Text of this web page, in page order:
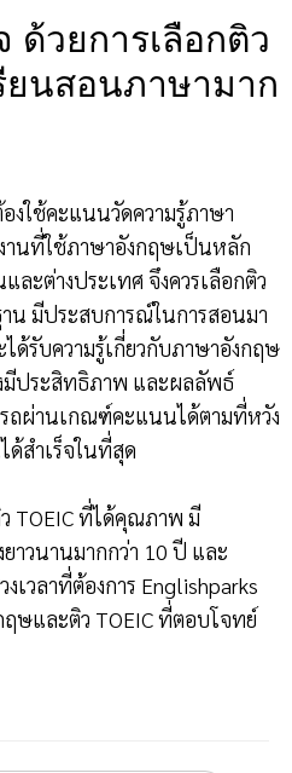
ด้วยการเลือกติว
ยนสอนภาษามาก
งใช้คะแนนวัดความรู้ภาษา
านที่ใช้ภาษาอังกฤษเป็นหลัก
ละต่างประเทศ จึงควรเลือกติว
น มีประสบการณ์ในการสอนมา
ด้รับความรู้เกี่ยวกับภาษาอังกฤษ
มีประสิทธิภาพ และผลลัพธ์
ถผ่านเกณฑ์คะแนนได้ตามที่หวัง
สำเร็จในที่สุด
TOEIC ที่ได้คุณภาพ มี
าวนานมากกว่า 10 ปี และ
เวลาที่ต้องการ Englishparks
ษและติว TOEIC ที่ตอบโจทย์